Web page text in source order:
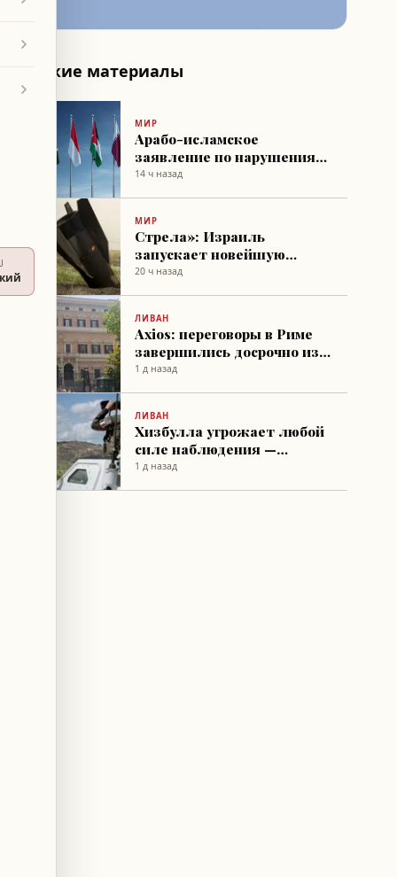
Похожие материалы
МИР
Арабо-исламское
заявление по нарушениям
в Газе
14 ч назад
МИР
Стрела»: Израиль
запускает новейшую
систему воздушной
20 ч назад
ЛИВАН
Axios: переговоры в Риме
завершились досрочно из-
за событий на поле боя
1 д назад
ЛИВАН
Хизбулла угрожает любой
силе наблюдения —
выполнит ли он защиту
1 д назад